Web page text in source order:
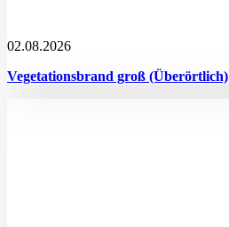
02.08.2026
Vegetationsbrand groß (Überörtlich)